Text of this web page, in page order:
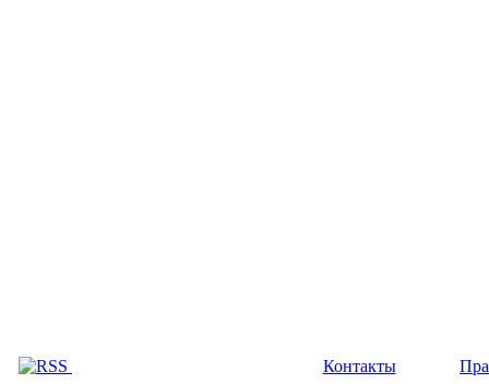
Контакты